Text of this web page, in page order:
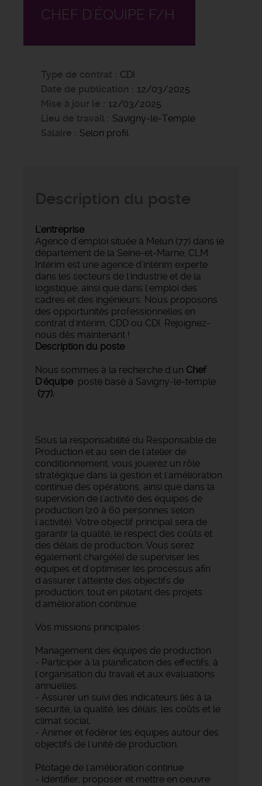
CHEF D'ÉQUIPE F/H
Type de contrat
CDI
Date de publication
12/03/2025
Mise à jour le
12/03/2025
Lieu de travail
Savigny-le-Temple
Salaire
Selon profil
L'entreprise
Agence d’emploi située à Melun (77) dans le
département de la Seine-et-Marne, CLM
Intérim est une agence d’intérim experte
dans les secteurs de l'industrie et de la
logistique, ainsi que dans l'emploi des
cadres et des ingénieurs. Nous proposons
des opportunités professionnelles en
contrat d'intérim, CDD ou CDI. Rejoignez-
nous dès maintenant !
Description du poste
Nous sommes à la recherche d'un Chef
D'équipe poste basé à Savigny-le-temple
(77).
Sous la responsabilité du Responsable de
Production et au sein de l'atelier de
conditionnement, vous jouerez un rôle
stratégique dans la gestion et l'amélioration
continue des opérations, ainsi que dans la
supervision de l'activité des équipes de
production (20 à 60 personnes selon
l'activité). Votre objectif principal sera de
garantir la qualité, le respect des coûts et
des délais de production. Vous serez
également chargé(e) de superviser les
équipes et d'optimiser les processus afin
d'assurer l'atteinte des objectifs de
production, tout en pilotant des projets
d'amélioration continue.
Vos missions principales :
Management des équipes de production
- Participer à la planification des effectifs, à
l'organisation du travail et aux évaluations
annuelles.
- Assurer un suivi des indicateurs liés à la
sécurité, la qualité, les délais, les coûts et le
climat social.
- Animer et fédérer les équipes autour des
objectifs de l'unité de production.
Pilotage de l'amélioration continue
- Identifier, proposer et mettre en oeuvre